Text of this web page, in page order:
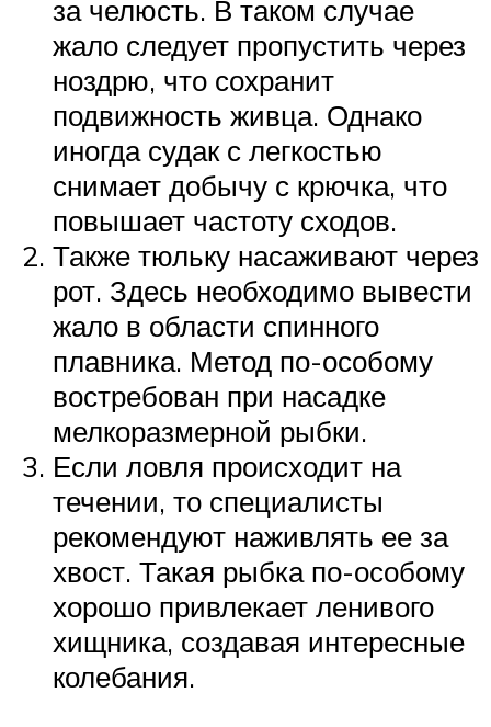
за челюсть. В таком случае
жало следует пропустить через
ноздрю, что сохранит
подвижность живца. Однако
иногда судак с легкостью
снимает добычу с крючка, что
повышает частоту сходов.
Также тюльку насаживают через
рот. Здесь необходимо вывести
жало в области спинного
плавника. Метод по-особому
востребован при насадке
мелкоразмерной рыбки.
Если ловля происходит на
течении, то специалисты
рекомендуют наживлять ее за
хвост. Такая рыбка по-особому
хорошо привлекает ленивого
хищника, создавая интересные
колебания.